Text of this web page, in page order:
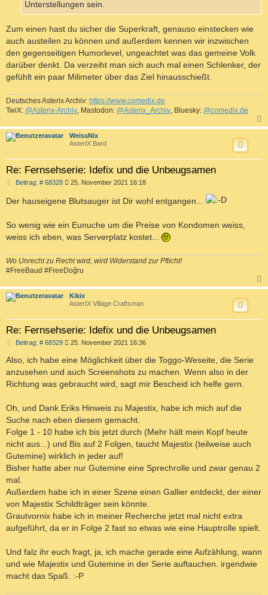
Unterstellungen sein.
Zum einen hast du sicher die Superkraft, genauso einstecken wie
auch austeilen zu können und außerdem kennen wir inzwischen
den gegenseitigen Humorlevel, ungeachtet was das gemeine Volk
darüber denkt. Da verzeiht man sich auch mal einen Schlenker, der
gefühlt ein paar Milimeter über das Ziel hinausschießt.
Deutsches Asterix Archiv: https://www.comedix.de
TwiX: @Asterix-Archiv, Mastodon: @Asterix_Archiv, Bluesky: @comedix.de
a
WeissNix
AsterIX Bard
Re: Fernsehserie: Idefix und die Unbeugsamen
Beitrag: # 68328B
t
a
g
25. November 2021 16:18
Der hauseigene Blutsauger ist Dir wohl entgangen...
So wenig wie ein Eunuche um die Preise von Kondomen weiss,
weiss ich eben, was Serverplatz kostet...
Wo Unrecht zu Recht wird, wird Widerstand zur Pflicht!
#FreeBaud #FreeDoğru
a
Kikix
AsterIX Village Craftsman
Re: Fernsehserie: Idefix und die Unbeugsamen
Beitrag: # 68329B
i
r
g
25. November 2021 16:36
Also, ich habe eine Möglichkeit über die Toggo-Weseite, die Serie
anzusehen und auch Screenshots zu machen. Wenn also in der
Richtung was gebraucht wird, sagt mir Bescheid ich helfe gern.
Oh, und Dank Eriks Hinweis zu Majestix, habe ich mich auf die
Suche nach eben diesem gemacht.
Folge 1 - 10 habe ich bis jetzt durch (Mehr hält mein Kopf heute
nicht aus...) und Bis auf 2 Folgen, taucht Majestix (teilweise auch
Gutemine) wirklich in jeder auf!
Bisher hatte aber nur Gutemine eine Sprechrolle und zwar genau 2
mal.
Außerdem habe ich in einer Szene einen Gallier entdeckt, der einer
von Majestix Schildträger sein könnte.
Grautvornix habe ich in meiner Recherche jetzt mal nicht extra
aufgeführt, da er in Folge 2 fast so etwas wie eine Hauptrolle spielt.
Und falz ihr euch fragt, ja, ich mache gerade eine Aufzählung, wann
und wie Majestix und Gutemine in der Serie auftauchen. irgendwie
macht das Spaß. :-P